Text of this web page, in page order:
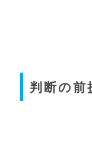
判断の前